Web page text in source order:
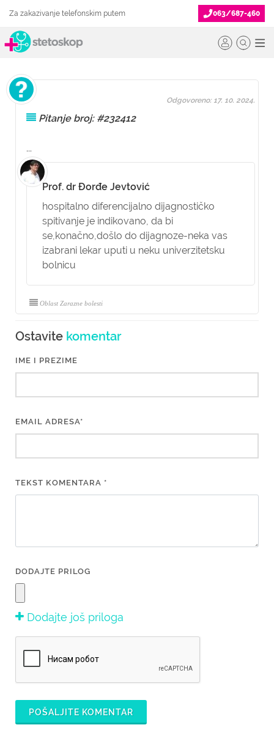
Za zakazivanje telefonskim putem 063/687-460
Pitanje broj: #232412
...
Odgovoreno: 17. 10. 2024.
Prof. dr Đorđe Jevtović
hospitalno diferencijalno dijagnostičko
spitivanje je indikovano, da bi
se,konačno,došlo do dijagnoze-neka vas
izabrani lekar uputi u neku univerzitetsku
bolnicu
Oblast Zarazne bolesti
Ostavite komentar
IME I PREZIME
EMAIL ADRESA*
TEKST KOMENTARA *
DODAJTE PRILOG
Dodajte još priloga
POŠALJITE KOMENTAR